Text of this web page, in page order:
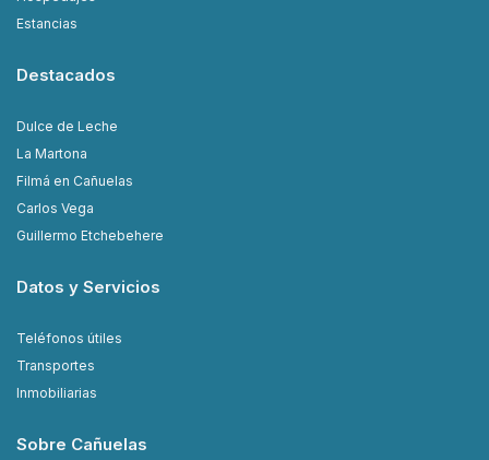
Estancias
Destacados
Dulce de Leche
La Martona
Filmá en Cañuelas
Carlos Vega
Guillermo Etchebehere
Datos y Servicios
Teléfonos útiles
Transportes
Inmobiliarias
Sobre Cañuelas